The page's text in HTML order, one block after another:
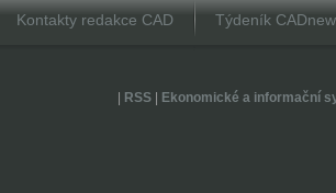
Kontakty redakce CAD Týdeník
RSS| Ekonomické a informační